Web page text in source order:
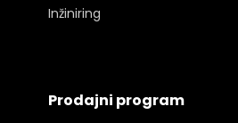
Inžiniring
Prodajni program